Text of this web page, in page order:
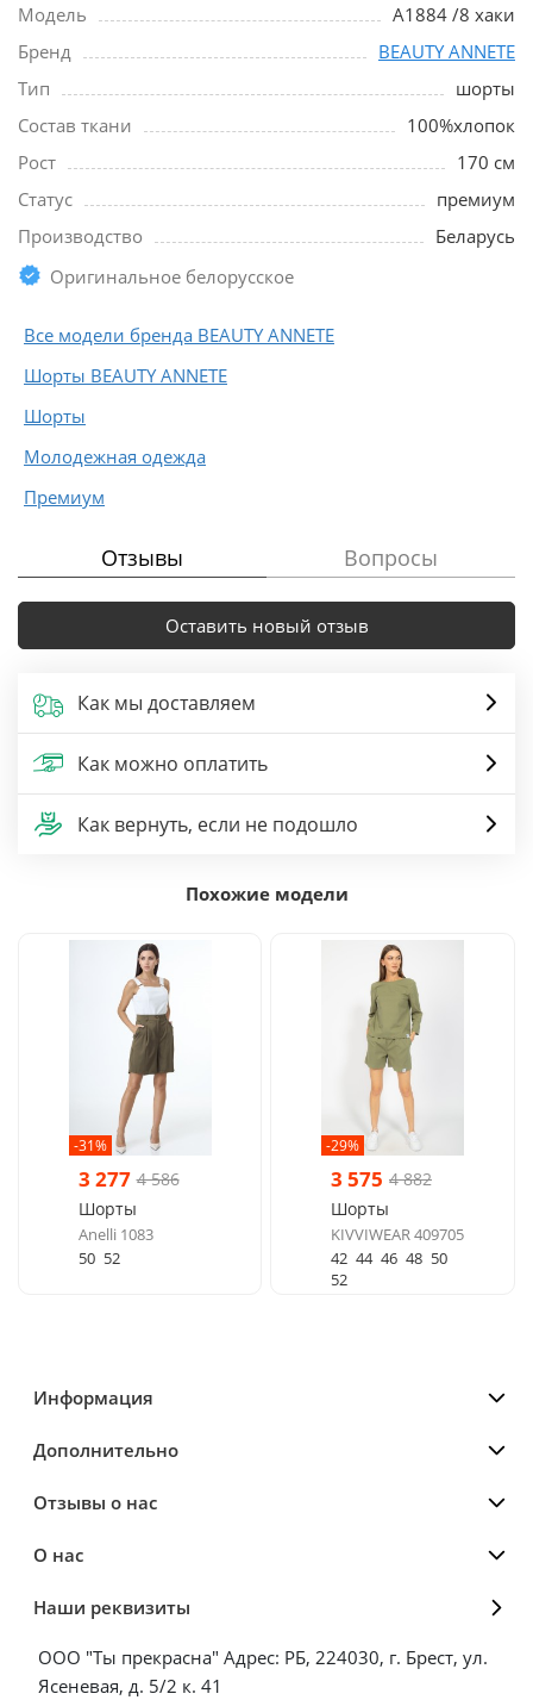
Модель
A1884 /8 хаки
Бренд
BEAUTY ANNETE
Тип
шорты
Состав ткани
100%хлопок
Рост
170 см
Статус
премиум
Производство
Беларусь
Оригинальное белорусское
Все модели бренда BEAUTY ANNETE
Шорты BEAUTY ANNETE
Шорты
Молодежная одежда
Премиум
Отзывы Вопросы
Оставить новый отзыв
Как мы доставляем
Как можно оплатить
Как вернуть, если не подошло
Похожие модели
-31%
3 277 4 586
Шорты
Anelli 1083
50 52
-29%
3 575 4 882
Шорты
KIVVIWEAR 409705
42 44 46 48 50
52
Информация
Дополнительно
Отзывы о нас
О нас
Наши реквизиты
ООО "Ты прекрасна" Адрес: РБ, 224030, г. Брест, ул.
Ясеневая, д. 5/2 к. 41